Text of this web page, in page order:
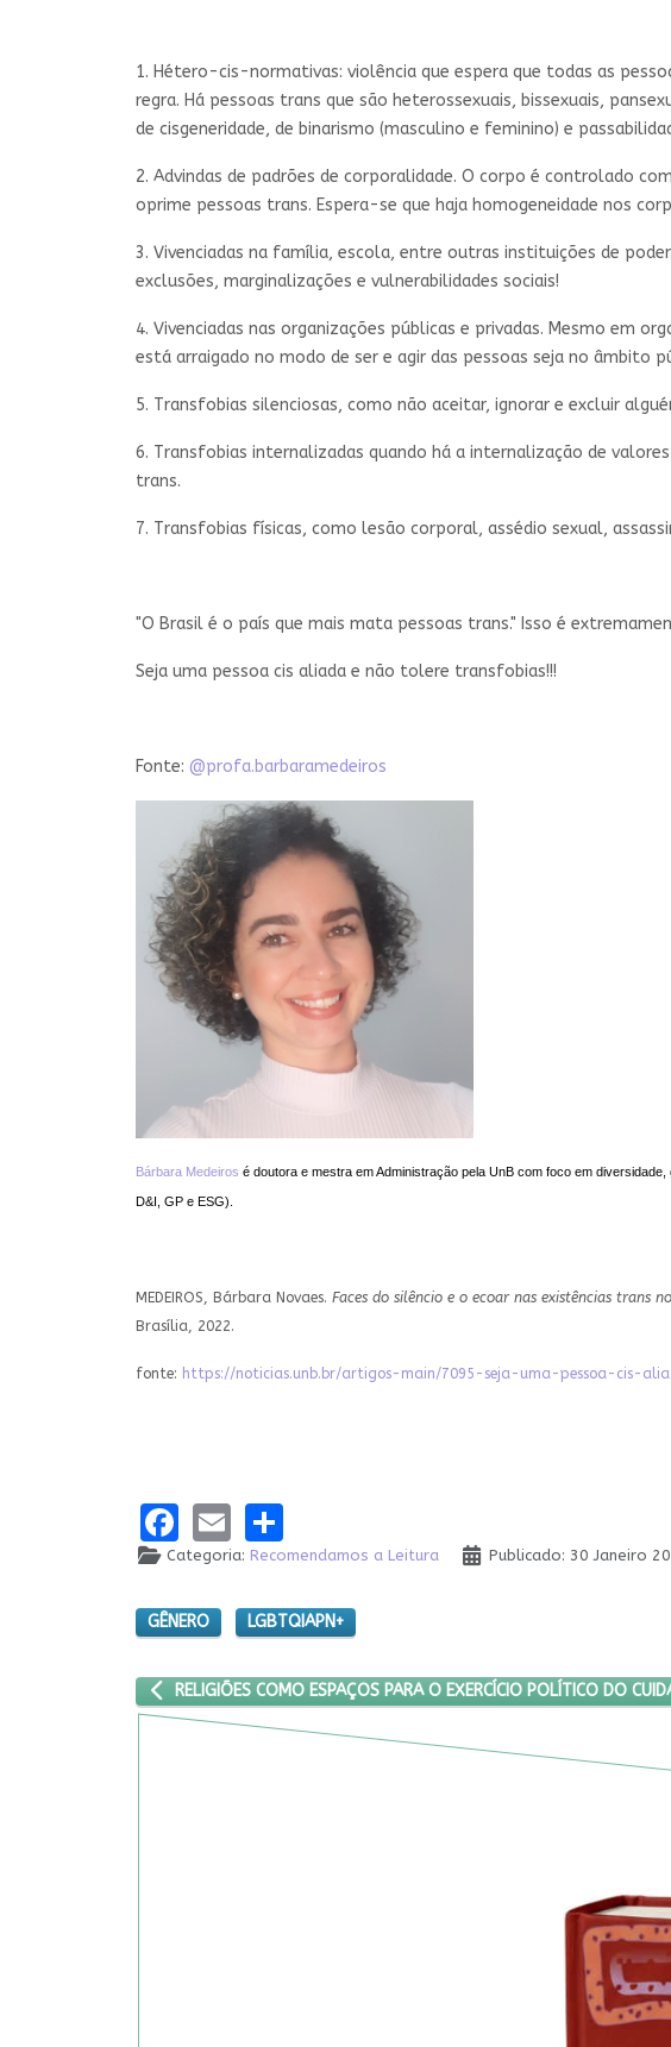
1. Hétero-cis-normativas: violência que espera que todas as
regra. Há pessoas trans que são heterossexuais, bissexuais,
de cisgeneridade, de binarismo (masculino e feminino) e
2. Advindas de padrões de corporalidade. O corpo é controlado
oprime pessoas trans. Espera-se que haja homogeneidade nos
3. Vivenciadas na família, escola, entre outras instituições de
exclusões, marginalizações e vulnerabilidades sociais!
4. Vivenciadas nas organizações públicas e privadas. Mesmo em
está arraigado no modo de ser e agir das pessoas seja no âmbito
5. Transfobias silenciosas, como não aceitar, ignorar e excluir
6. Transfobias internalizadas quando há a internalização de
trans.
7. Transfobias físicas, como lesão corporal, assédio sexual,
"O Brasil é o país que mais mata pessoas trans." Isso é
Seja uma pessoa cis aliada e não tolere transfobias!!!
Fonte: @profa.barbaramedeiros
Bárbara Medeiros é doutora e mestra em Administração pela UnB com foco em
D&I, GP e ESG).
MEDEIROS, Bárbara Novaes. Faces do silêncio e o ecoar nas existências trans
Brasília, 2022.
fonte: https://noticias.unb.br/artigos-main/7095-seja-uma-pessoa-cis-
Facebook
Email
Categoria: Recomendamos a Leitura Publicado: 30 Janeiro
GÊNERO LGBTQIAPN+
ARTIGO ANTERIOR: RELIGIÕES COMO ESPAÇOS PARA O EXERCÍCIO
RELIGIÕES COMO ESPAÇOS PARA O EXERCÍCIO POLÍTICO DO